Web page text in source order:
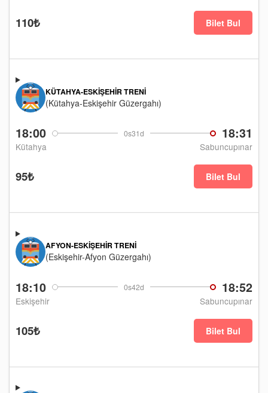
110₺ Bilet Bul
18:00 0s31d 18:31
Kütahya Sabuncupınar
KÜTAHYA-ESKIŞEHIR TRENI
(Kütahya-Eskişehir Güzergahı)
95₺ Bilet Bul
18:10 0s42d 18:52
Eskişehir Sabuncupınar
AFYON-ESKIŞEHIR TRENI
(Eskişehir-Afyon Güzergahı)
105₺ Bilet Bul